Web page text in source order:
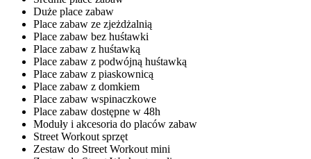
Duże place zabaw
Place zabaw ze zjeżdżalnią
Place zabaw bez huśtawki
Place zabaw z huśtawką
Place zabaw z podwójną huśtawką
Place zabaw z piaskownicą
Place zabaw z domkiem
Place zabaw wspinaczkowe
Place zabaw dostępne w 48h
Moduły i akcesoria do placów zabaw
Street Workout sprzęt
Zestaw do Street Workout mini